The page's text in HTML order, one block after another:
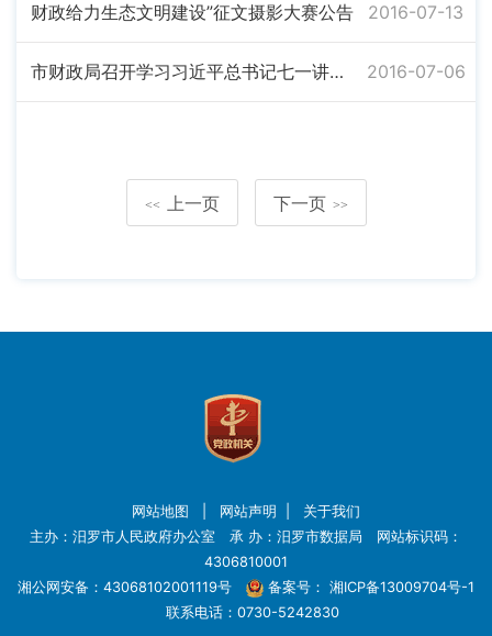
财政给力生态文明建设”征文摄影大赛公告 2016-07-13
市财政局召开学习习近平总书记七一讲话暨“两学一做”推进会 2016-07-06
<< 上一页 下一页 >>
网站地图 网站声明
关于我们
主办：汨罗市人民政府办公室 承 办：汨罗市数据局 网站标识码：
4306810001
湘公网安备：43068102001119号
备案号： 湘ICP备13009704号-1
联系电话：0730-5242830